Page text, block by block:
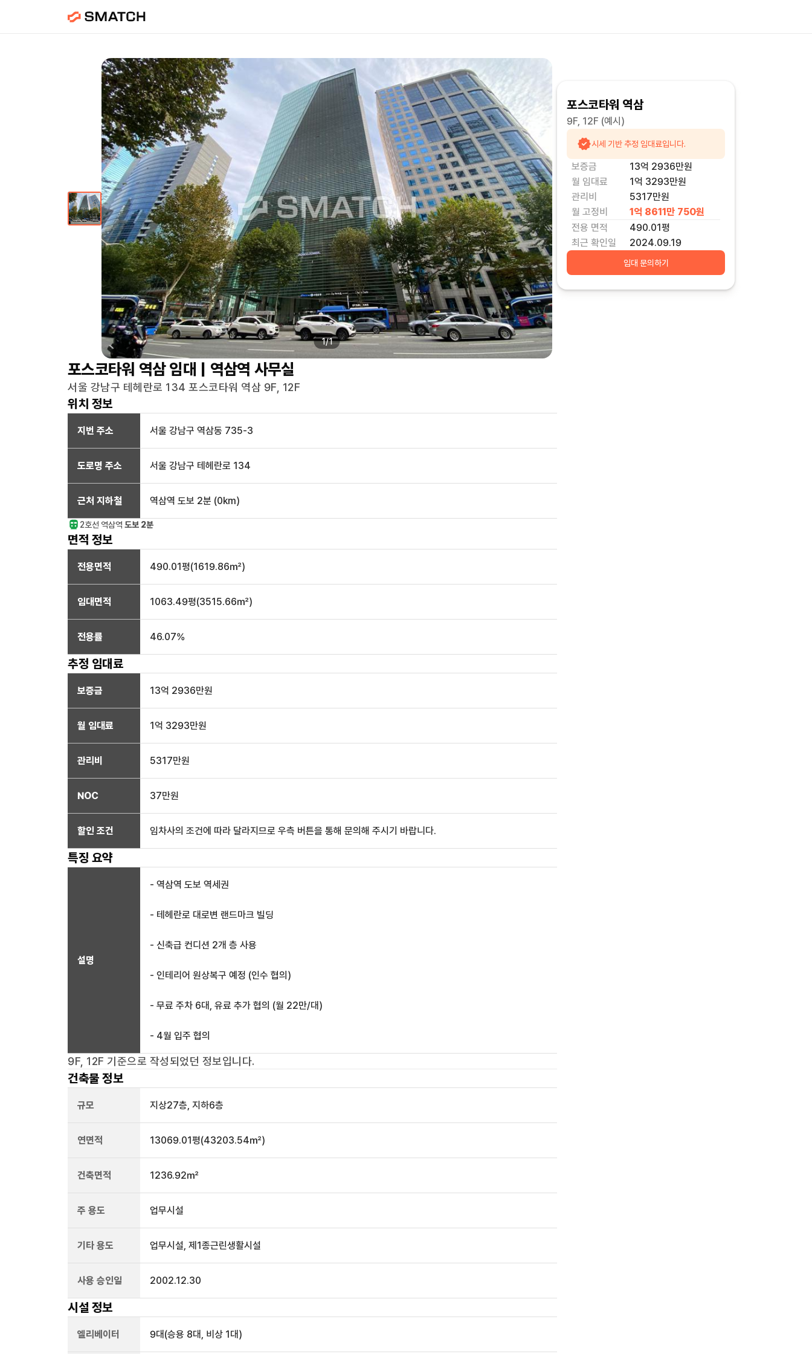
1/1
포스코타워 역삼임대 | 역삼역 사무실
서울 강남구 테헤란로 134 포스코타워 역삼 9F, 12F
위치 정보
지번 주소 서울 강남구 역삼동 735-3
도로명 주소 서울 강남구 테헤란로 134
근처 지하철 역삼역 도보 2분 (0km)
2호선 역삼역 도보 2분
면적 정보
전용면적 490.01평(1619.86㎡)
임대면적 1063.49평(3515.66㎡)
전용률 46.07%
추정 임대료
보증금 13억 2936만원
월 임대료 1억 3293만원
관리비 5317만원
NOC 37만원
할인 조건 임차사의 조건에 따라 달라지므로 우측 버튼을 통해 문의해 주시기 바랍니다.
특징 요약
설명
- 역삼역 도보 역세권
- 테헤란로 대로변 랜드마크 빌딩
- 신축급 컨디션 2개 층 사용
- 인테리어 원상복구 예정 (인수 협의)
- 무료 주차 6대, 유료 추가 협의 (월 22만/대)
- 4월 입주 협의
9F, 12F 기준으로 작성되었던 정보입니다.
건축물 정보
규모 지상27층, 지하6층
연면적 13069.01평(43203.54㎡)
건축면적 1236.92㎡
주 용도 업무시설
기타 용도 업무시설, 제1종근린생활시설
사용 승인일 2002.12.30
시설 정보
엘리베이터 9대 (승용 8대, 비상 1대)
포스코타워 역삼
9F, 12F (예시)
시세 기반 추정 임대료입니다.
보증금 13억 2936만원
월 임대료
1억 3293만원
관리비
5317만원
월 고정비
1억 8611만 750원
전용 면적
490.01평
최근 확인일
2024.09.19
임대 문의하기